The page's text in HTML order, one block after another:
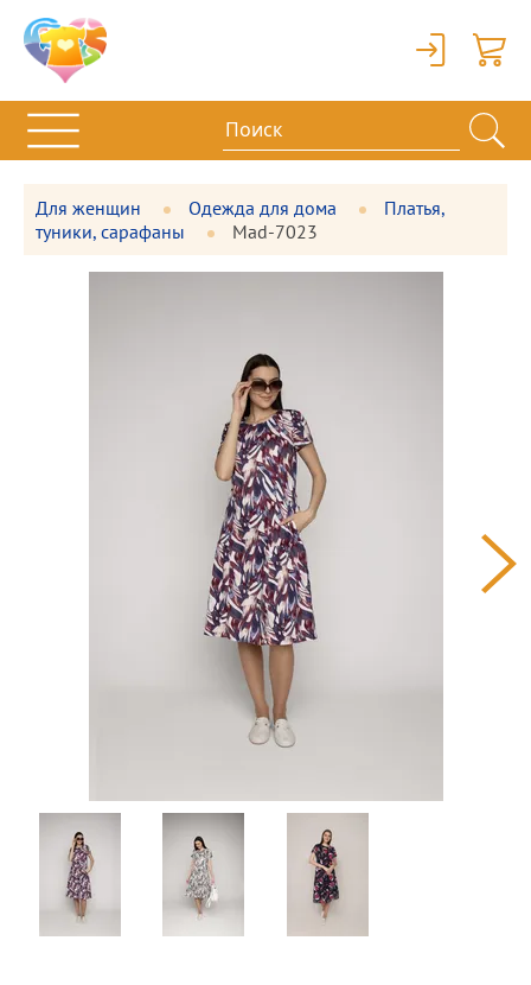
Вход
Для женщин Одежда для дома
Платья,
туники, сарафаны
Mad-7023
Фотографии
Большая
Предпросмотр
фотографий